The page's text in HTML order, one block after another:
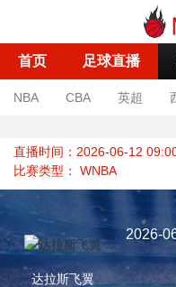
首页 足球直播
NBA CBA 英超
直播时间：2026-06-12
比赛类型： WNBA
达拉斯飞翼
2026-